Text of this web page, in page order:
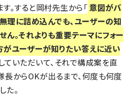
。すると岡村先生から「意図がバ
理に詰め込んでも、ユーザーの知
ん。それよりも重要テーマにフォー
がユーザーが知りたい答えに近い
ていただいて、それで構成案を直
からOKが出るまで、何度も何度
た。